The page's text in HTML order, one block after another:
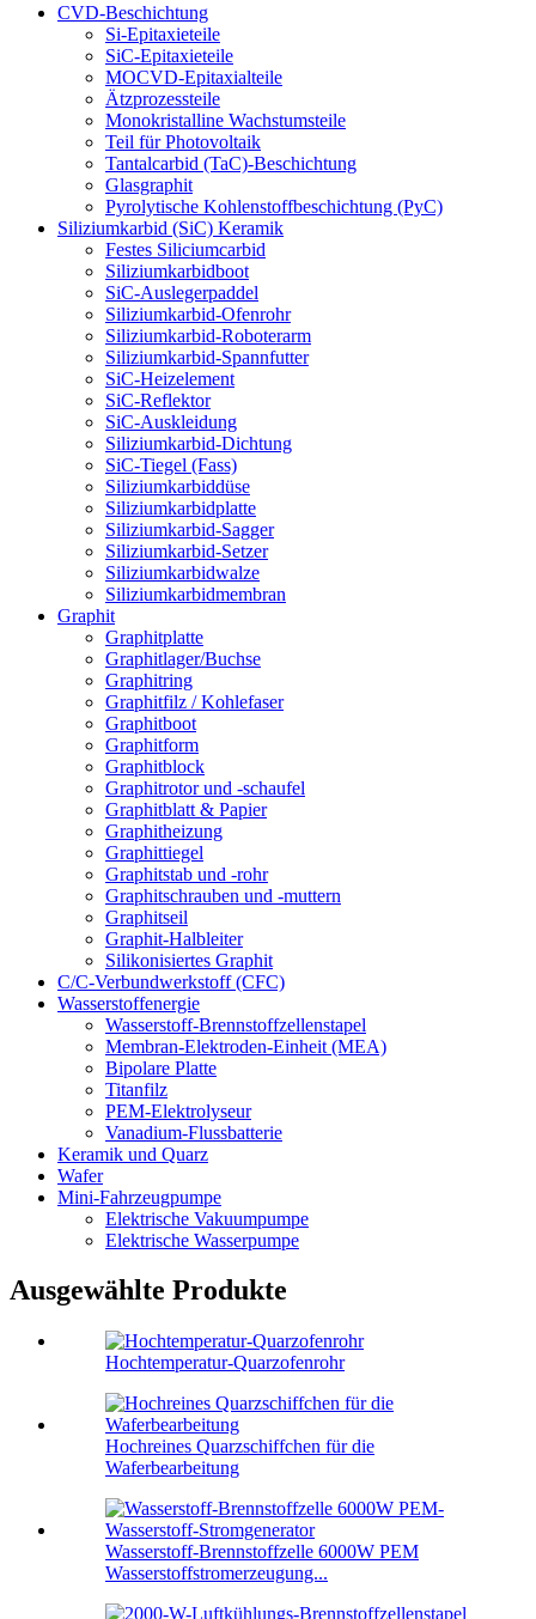
CVD-Beschichtung
Si-Epitaxieteile
SiC-Epitaxieteile
MOCVD-Epitaxialteile
Ätzprozessteile
Monokristalline Wachstumsteile
Teil für Photovoltaik
Tantalcarbid (TaC)-Beschichtung
Glasgraphit
Pyrolytische Kohlenstoffbeschichtung (PyC)
Siliziumkarbid (SiC) Keramik
Festes Siliciumcarbid
Siliziumkarbidboot
SiC-Auslegerpaddel
Siliziumkarbid-Ofenrohr
Siliziumkarbid-Roboterarm
Siliziumkarbid-Spannfutter
SiC-Heizelement
SiC-Reflektor
SiC-Auskleidung
Siliziumkarbid-Dichtung
SiC-Tiegel (Fass)
Siliziumkarbiddüse
Siliziumkarbidplatte
Siliziumkarbid-Sagger
Siliziumkarbid-Setzer
Siliziumkarbidwalze
Siliziumkarbidmembran
Graphit
Graphitplatte
Graphitlager/Buchse
Graphitring
Graphitfilz / Kohlefaser
Graphitboot
Graphitform
Graphitblock
Graphitrotor und -schaufel
Graphitblatt & Papier
Graphitheizung
Graphittiegel
Graphitstab und -rohr
Graphitschrauben und -muttern
Graphitseil
Graphit-Halbleiter
Silikonisiertes Graphit
C/C-Verbundwerkstoff (CFC)
Wasserstoffenergie
Wasserstoff-Brennstoffzellenstapel
Membran-Elektroden-Einheit (MEA)
Bipolare Platte
Titanfilz
PEM-Elektrolyseur
Vanadium-Flussbatterie
Keramik und Quarz
Wafer
Mini-Fahrzeugpumpe
Elektrische Vakuumpumpe
Elektrische Wasserpumpe
Ausgewählte Produkte
Hochtemperatur-Quarzofenrohr
Hochreines Quarzschiffchen für die
Waferbearbeitung
Wasserstoff-Brennstoffzelle 6000W PEM
Wasserstoffstromerzeugung...